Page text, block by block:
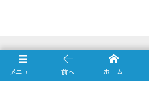
Online Shop
メニュー 前へ ホーム